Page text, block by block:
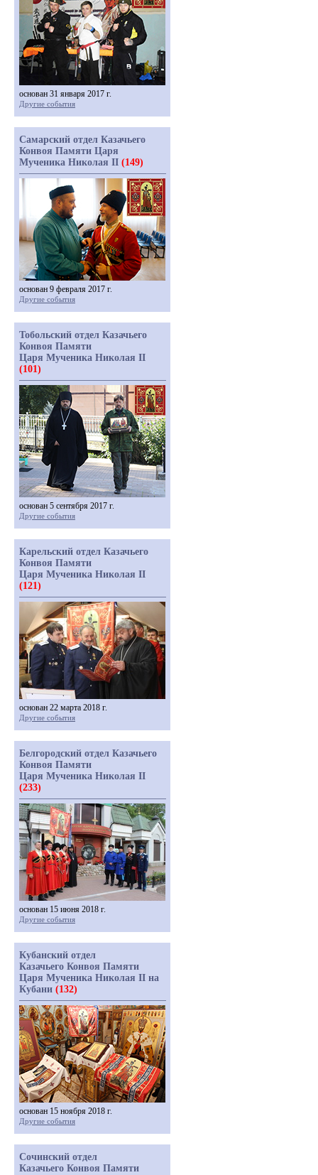
основан 31 января 2017 г.
Другие события
Самарский отдел Казачьего
Конвоя Памяти Царя
Мученика Николая II (149)
основан 9 февраля 2017 г.
Другие события
Тобольский отдел Казачьего
Конвоя Памяти
Царя Мученика Николая II
(101)
основан 5 сентября 2017 г.
Другие события
Карельский отдел Казачьего
Конвоя Памяти
Царя Мученика Николая II
(121)
основан 22 марта 2018 г.
Другие события
Белгородский отдел Казачьего
Конвоя Памяти
Царя Мученика Николая II
(233)
основан 15 июня 2018 г.
Другие события
Кубанский отдел
Казачьего Конвоя Памяти
Царя Мученика Николая II на
Кубани (132)
основан 15 ноября 2018 г.
Другие события
Сочинский отдел
Казачьего Конвоя Памяти